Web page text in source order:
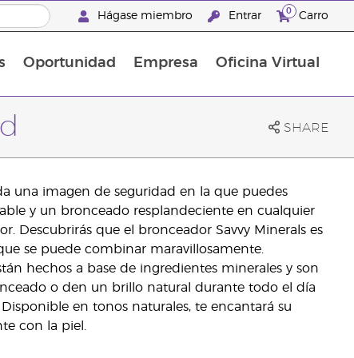
Hágase miembro Entrar 0 Carro
Oportunidad Empresa Oficina Virtual
SHARE
una imagen de seguridad en la que puedes
y un bronceado resplandeciente en cualquier
Descubrirás que el bronceador Savvy Minerals es
se puede combinar maravillosamente.
hechos a base de ingredientes minerales y son
o den un brillo natural durante todo el día
en tonos naturales, te encantará su
con la piel.